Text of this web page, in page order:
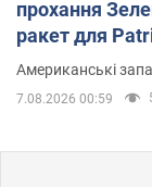
прохання
ракет для
Американські
7.08.2026 00:59